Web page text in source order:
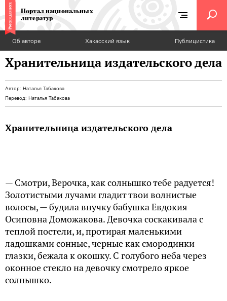
Портал национальных
литератур
Об авторе Хакасский язык Публицистика
Хранительница издательского дела
Автор: Наталья Табакова
Перевод: Наталья Табакова
Хранительница издательского дела
— Смотри, Верочка, как солнышко тебе радуется!
Золотистыми лучами гладит твои волнистые
волосы, — будила внучку бабушка Евдокия
Осиповна Доможакова. Девочка соскакивала с
теплой постели, и, протирая маленькими
ладошками сонные, черные как смородинки
глазки, бежала к окошку. С голубого неба через
оконное стекло на девочку смотрело яркое
солнышко.